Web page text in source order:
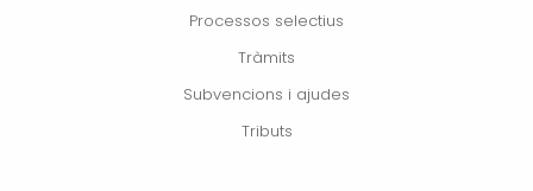
Processos selectius
Tràmits
Subvencions i ajudes
Tributs